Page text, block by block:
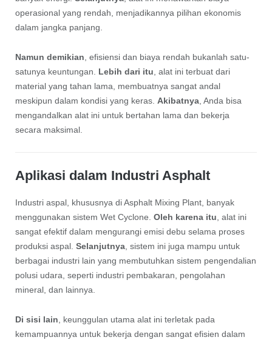
operasional yang rendah, menjadikannya pilihan ekonomis
dalam jangka panjang.
Namun demikian , efisiensi dan biaya rendah bukanlah satu-
satunya keuntungan. Lebih dari itu , alat ini terbuat dari
material yang tahan lama, membuatnya sangat andal
meskipun dalam kondisi yang keras. Akibatnya, Anda bisa
mengandalkan alat ini untuk bertahan lama dan bekerja
secara maksimal.
Aplikasi dalam Industri Asphalt
Industri aspal, khususnya di Asphalt Mixing Plant, banyak
menggunakan sistem Wet Cyclone. Oleh karena itu, alat ini
sangat efektif dalam mengurangi emisi debu selama proses
produksi aspal. Selanjutnya, sistem ini juga mampu untuk
berbagai industri lain yang membutuhkan sistem pengendalian
polusi udara, seperti industri pembakaran, pengolahan
mineral, dan lainnya.
Di sisi lain, keunggulan utama alat ini terletak pada
kemampuannya untuk bekerja dengan sangat efisien dalam